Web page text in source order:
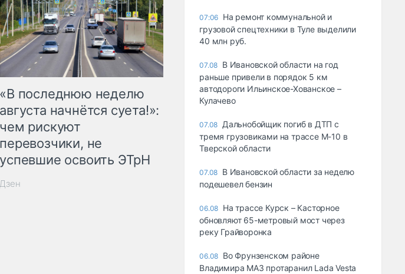
«В последнюю неделю
августа начнётся суета!»:
чем рискуют
перевозчики, не
успевшие освоить ЭТрН
Дзен
07:06 На ремонт коммунальной и
грузовой спецтехники в Туле выделили
40 млн руб.
07.08 В Ивановской области на год
раньше привели в порядок 5 км
автодороги Ильинское-Хованское –
Кулачево
07.08 Дальнобойщик погиб в ДТП с
тремя грузовиками на трассе М-10 в
Тверской области
07.08 В Ивановской области за неделю
подешевел бензин
06.08 На трассе Курск – Касторное
обновляют 65-метровый мост через
реку Грайворонка
06.08 Во Фрунзенском районе
Владимира МАЗ протаранил Lada Vesta